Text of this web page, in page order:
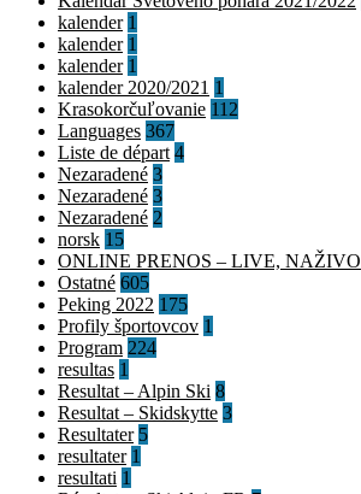
kalender 1
kalender 1
kalender 1
kalender 2020/2021 1
Krasokorčuľovanie 112
Languages 367
Liste de départ 4
Nezaradené 3
Nezaradené 3
Nezaradené 2
norsk 15
ONLINE PRENOS – LIVE, NAŽIVO
Ostatné 605
Peking 2022 175
Profily športovcov 1
Program 224
resultas 1
Resultat – Alpin Ski 8
Resultat – Skidskytte 3
Resultater 5
resultater 1
resultati 1